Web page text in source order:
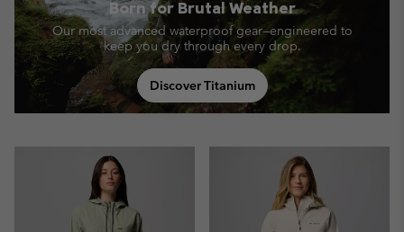
Born for Brutal Weather
Our most advanced waterproof gear—engineered to
keep you dry through every drop.
Discover Titanium